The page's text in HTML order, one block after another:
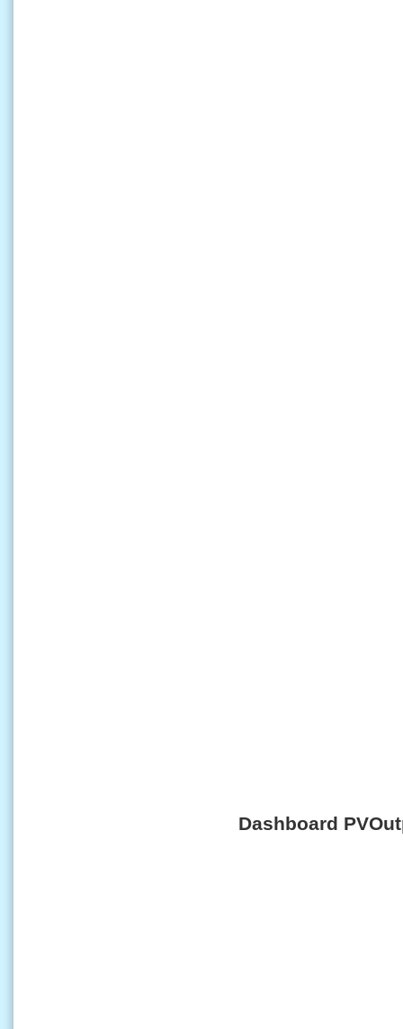
Dashboard